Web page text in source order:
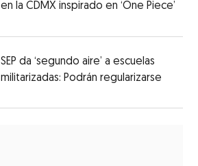
en la CDMX inspirado en ‘One Piece’
SEP da ‘segundo aire’ a escuelas
militarizadas: Podrán regularizarse